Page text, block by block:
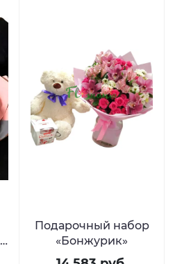
Подарочный набор
«Бонжурик»